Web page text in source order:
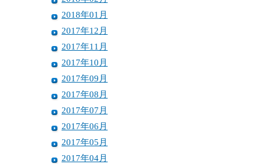
2018年01月
2017年12月
2017年11月
2017年10月
2017年09月
2017年08月
2017年07月
2017年06月
2017年05月
2017年04月